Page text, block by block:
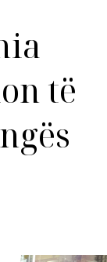
të